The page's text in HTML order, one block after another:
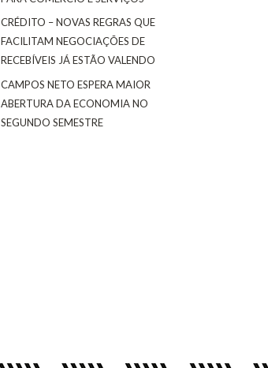
CRÉDITO – NOVAS REGRAS QUE
FACILITAM NEGOCIAÇÕES DE
RECEBÍVEIS JÁ ESTÃO VALENDO
CAMPOS NETO ESPERA MAIOR
ABERTURA DA ECONOMIA NO
SEGUNDO SEMESTRE